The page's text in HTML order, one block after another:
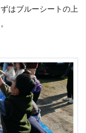
はブルーシートの上